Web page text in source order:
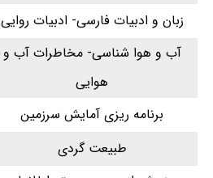
زبان و ادبیات فارسی- ادبیات روایی
آب و هوا شناسی- مخاطرات آب و
هوایی
برنامه ریزی آمایش سرزمین
طبیعت گردی